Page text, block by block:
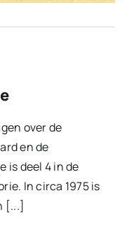
over de
en de
is deel 4 in de
In circa 1975 is
[...]